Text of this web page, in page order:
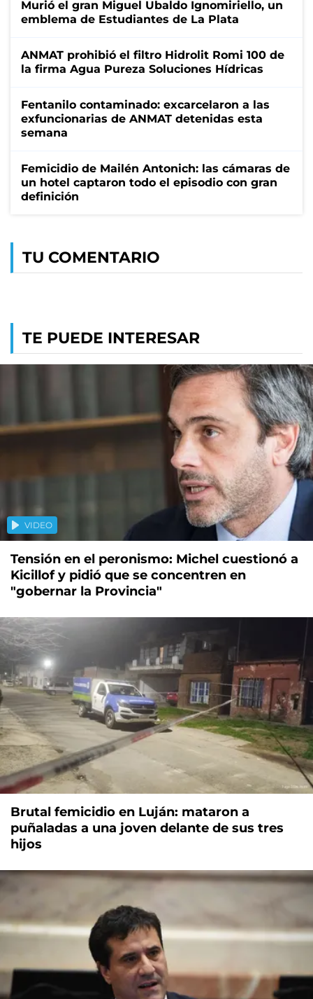
Murió el gran Miguel Ubaldo Ignomiriello, un
emblema de Estudiantes de La Plata
ANMAT prohibió el filtro Hidrolit Romi 100 de
la firma Agua Pureza Soluciones Hídricas
Fentanilo contaminado: excarcelaron a las
exfuncionarias de ANMAT detenidas esta
semana
Femicidio de Mailén Antonich: las cámaras de
un hotel captaron todo el episodio con gran
definición
TU COMENTARIO
TE PUEDE INTERESAR
VIDEO
Tensión en el peronismo: Michel cuestionó a
Kicillof y pidió que se concentren en
"gobernar la Provincia"
Brutal femicidio en Luján: mataron a
puñaladas a una joven delante de sus tres
hijos